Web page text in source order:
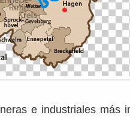
e industriales más